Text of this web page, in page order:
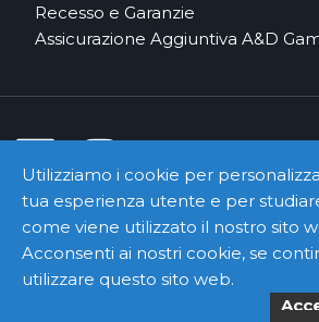
Recesso e Garanzie
Assicurazione Aggiuntiva A&D
Utilizziamo i cookie per
tua esperienza utente e per
come viene utilizzato il nostro sito
Acconsenti ai nostri cookie, se
utilizzare questo sito web.